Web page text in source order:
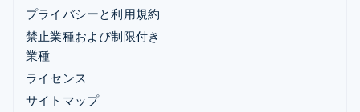
プライバシーと利用規約
禁止業種および制限付き
業種
ライセンス
サイトマップ